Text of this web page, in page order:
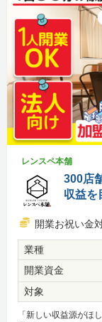
レンスペ本舗
300店
収益を
開業お祝い金
業種
開業資金
対象
「新しい収益源がほ